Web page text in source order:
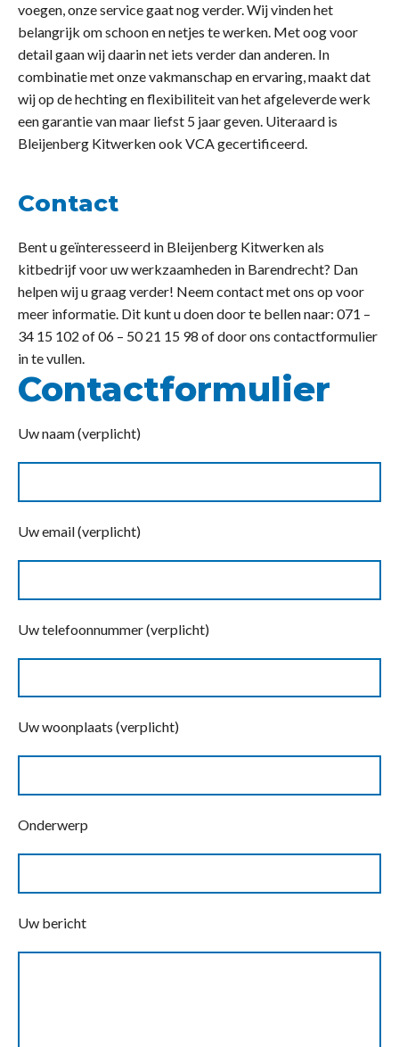
voegen, onze service gaat nog verder. Wij vinden het
belangrijk om schoon en netjes te werken. Met oog voor
detail gaan wij daarin net iets verder dan anderen. In
combinatie met onze vakmanschap en ervaring, maakt dat
wij op de hechting en flexibiliteit van het afgeleverde werk
een garantie van maar liefst 5 jaar geven. Uiteraard is
Bleijenberg Kitwerken ook VCA gecertificeerd.
Contact
Bent u geïnteresseerd in Bleijenberg Kitwerken als
kitbedrijf voor uw werkzaamheden in Barendrecht? Dan
helpen wij u graag verder! Neem contact met ons op voor
meer informatie. Dit kunt u doen door te bellen naar: 071 –
34 15 102 of 06 – 50 21 15 98 of door ons contactformulier
in te vullen.
Contactformulier
Uw naam (verplicht)
Uw email (verplicht)
Uw telefoonnummer (verplicht)
Uw woonplaats (verplicht)
Onderwerp
Uw bericht